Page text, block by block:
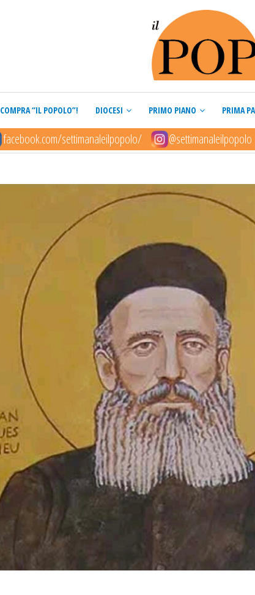
COMPRA “IL POPOLO”! DIOCESI PRIMO PIANO PRIMA
facebook.com/settimanaleilpopolo/ @settimanaleilpopolo